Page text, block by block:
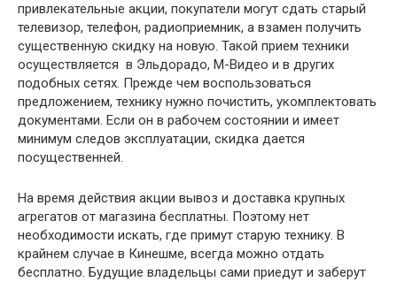
привлекательные акции, покупатели могут сдать старый
телевизор, телефон, радиоприемник, а взамен получить
существенную скидку на новую. Такой прием техники
осуществляется в Эльдорадо, М-Видео и в других
подобных сетях. Прежде чем воспользоваться
предложением, технику нужно почистить, укомплектовать
документами. Если он в рабочем состоянии и имеет
минимум следов эксплуатации, скидка дается
посущественней.
На время действия акции вывоз и доставка крупных
агрегатов от магазина бесплатны. Поэтому нет
необходимости искать, где примут старую технику. В
крайнем случае в Кинешме, всегда можно отдать
бесплатно. Будущие владельцы сами приедут и заберут